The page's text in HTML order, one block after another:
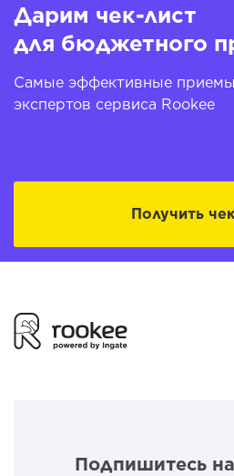
Дарим чек-лист
для бюджетного
Самые эффективные
экспертов сервиса Rookee
Получить
Подпишитесь